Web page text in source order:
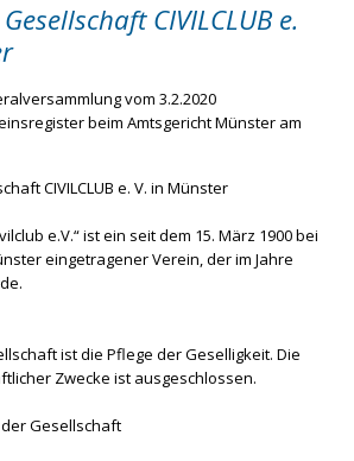
CIVILCLUB e.
vom 3.2.2020
beim Amtsgericht Münster am
CIVILCLUB e. V. in Münster
e.V.“ ist ein seit dem 15. März 1900 bei
eingetragener Verein, der im Jahre
ist die Pflege der Geselligkeit. Die
Zwecke ist ausgeschlossen.
Gesellschaft